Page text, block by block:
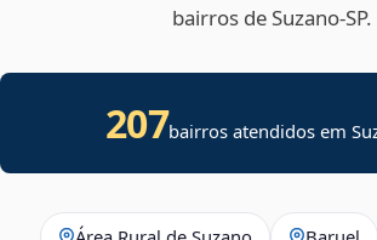
bairros de Suzano‑SP.
207bairros atendidos em